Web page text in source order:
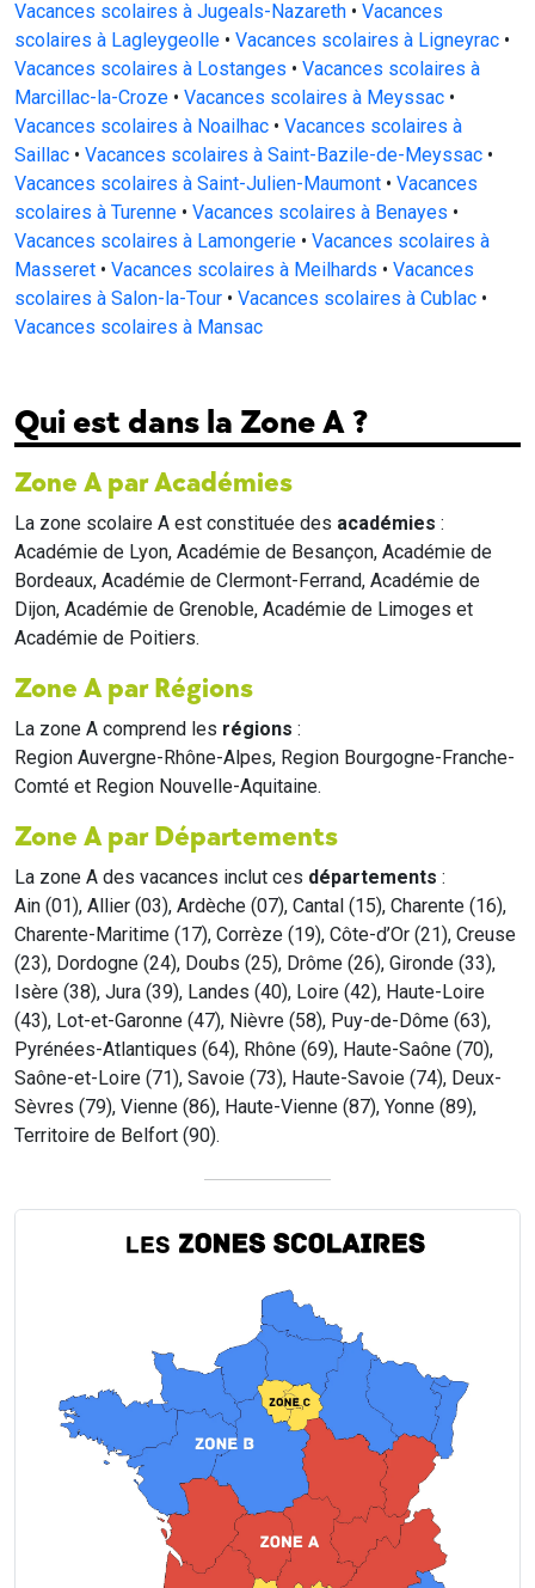
Vacances scolaires à Jugeals-Nazareth • Vacances
scolaires à Lagleygeolle • Vacances scolaires à Ligneyrac •
Vacances scolaires à Lostanges • Vacances scolaires à
Marcillac-la-Croze • Vacances scolaires à Meyssac •
Vacances scolaires à Noailhac • Vacances scolaires à
Saillac • Vacances scolaires à Saint-Bazile-de-Meyssac •
Vacances scolaires à Saint-Julien-Maumont • Vacances
scolaires à Turenne • Vacances scolaires à Benayes •
Vacances scolaires à Lamongerie • Vacances scolaires à
Masseret • Vacances scolaires à Meilhards • Vacances
scolaires à Salon-la-Tour • Vacances scolaires à Cublac •
Vacances scolaires à Mansac
Qui est dans la Zone A ?
Zone A par Académies
La zone scolaire A est constituée des académies :
Académie de Lyon, Académie de Besançon, Académie de
Bordeaux, Académie de Clermont-Ferrand, Académie de
Dijon, Académie de Grenoble, Académie de Limoges et
Académie de Poitiers.
Zone A par Régions
La zone A comprend les régions :
Region Auvergne-Rhône-Alpes, Region Bourgogne-Franche-
Comté et Region Nouvelle-Aquitaine.
Zone A par Départements
La zone A des vacances inclut ces départements :
Ain (01), Allier (03), Ardèche (07), Cantal (15), Charente (16),
Charente-Maritime (17), Corrèze (19), Côte-d’Or (21), Creuse
(23), Dordogne (24), Doubs (25), Drôme (26), Gironde (33),
Isère (38), Jura (39), Landes (40), Loire (42), Haute-Loire
(43), Lot-et-Garonne (47), Nièvre (58), Puy-de-Dôme (63),
Pyrénées-Atlantiques (64), Rhône (69), Haute-Saône (70),
Saône-et-Loire (71), Savoie (73), Haute-Savoie (74), Deux-
Sèvres (79), Vienne (86), Haute-Vienne (87), Yonne (89),
Territoire de Belfort (90).